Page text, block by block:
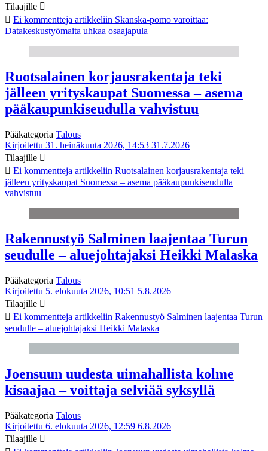
Tilaajille
Ei kommentteja artikkeliin Skanska-pomo varoittaa:
Datakeskustyömaita uhkaa osaajapula
Ruotsalainen korjausrakentaja teki
jälleen yrityskaupat Suomessa – asema
pääkaupunkiseudulla vahvistuu
Pääkategoria Talous
Kirjoitettu 31. heinäkuuta 2026, 14:53 31.7.2026
Tilaajille
Ei kommentteja artikkeliin Ruotsalainen korjausrakentaja teki
jälleen yrityskaupat Suomessa – asema pääkaupunkiseudulla
vahvistuu
Rakennustyö Salminen laajentaa Turun
seudulle – aluejohtajaksi Heikki Malaska
Pääkategoria Talous
Kirjoitettu 5. elokuuta 2026, 10:51 5.8.2026
Tilaajille
Ei kommentteja artikkeliin Rakennustyö Salminen laajentaa Turun
seudulle – aluejohtajaksi Heikki Malaska
Joensuun uudesta uimahallista kolme
kisaajaa – voittaja selviää syksyllä
Pääkategoria Talous
Kirjoitettu 6. elokuuta 2026, 12:59 6.8.2026
Tilaajille